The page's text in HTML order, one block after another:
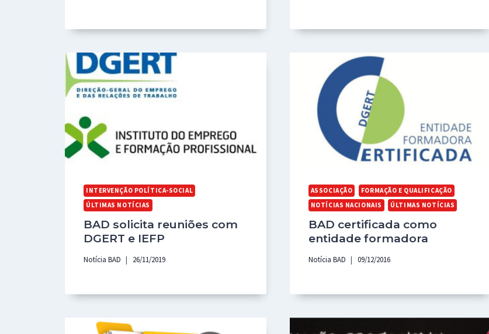
INTERVENÇÃO POLÍTICA-SOCIAL
ÚLTIMAS NOTÍCIAS
BAD solicita reuniões com
DGERT e IEFP
Notícia BAD 26/11/2019
ASSOCIAÇÃO
FORMAÇÃO E QUALIFICAÇÃO
NOTÍCIAS NACIONAIS
ÚLTIMAS NOTÍCIAS
BAD certificada como
entidade formadora
Notícia BAD 09/12/2016